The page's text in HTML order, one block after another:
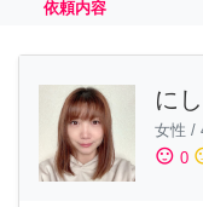
依頼内容
に
女性 /
sentiment_satisfied 0